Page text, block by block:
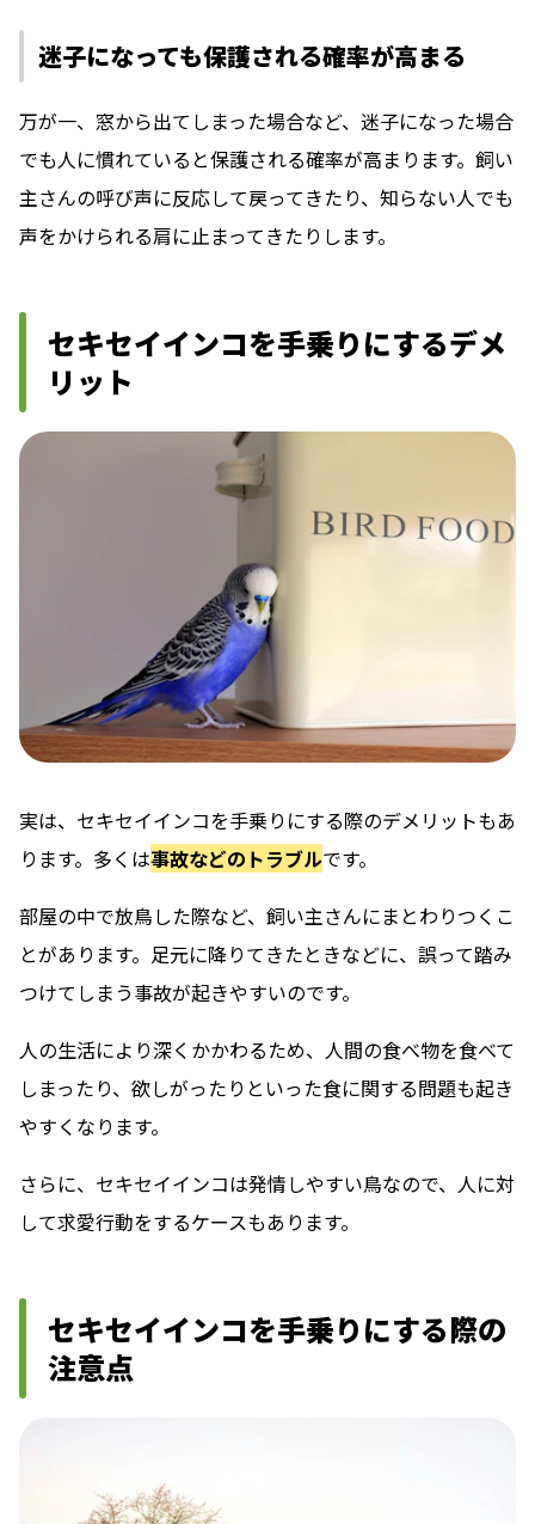
迷子になっても保護される確率が高まる
万が一、窓から出てしまった場合など、迷子になった場合
でも人に慣れていると保護される確率が高まります。飼い
主さんの呼び声に反応して戻ってきたり、知らない人でも
声をかけられる肩に止まってきたりします。
セキセイインコを手乗りにするデメ
リット
実は、セキセイインコを手乗りにする際のデメリットもあ
ります。多くは事故などのトラブルです。
部屋の中で放鳥した際など、飼い主さんにまとわりつくこ
とがあります。足元に降りてきたときなどに、誤って踏み
つけてしまう事故が起きやすいのです。
人の生活により深くかかわるため、人間の食べ物を食べて
しまったり、欲しがったりといった食に関する問題も起き
やすくなります。
さらに、セキセイインコは発情しやすい鳥なので、人に対
して求愛行動をするケースもあります。
セキセイインコを手乗りにする際の
注意点